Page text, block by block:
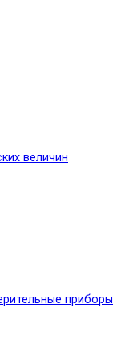
величин
приборы